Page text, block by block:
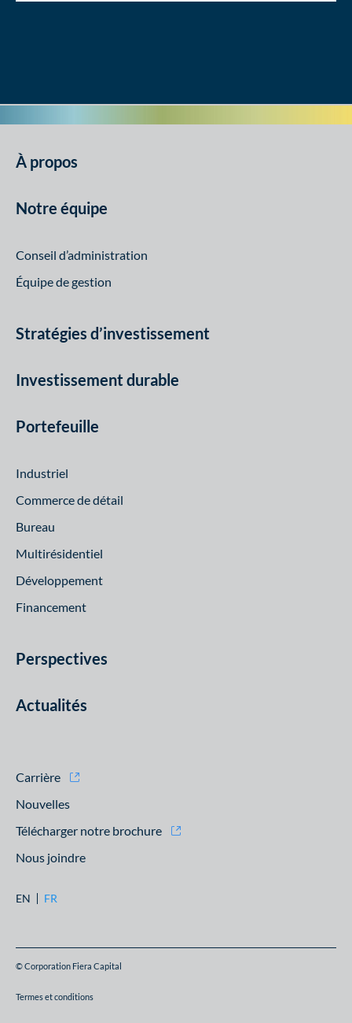
À propos
Notre équipe
Conseil d’administration
Équipe de gestion
Stratégies d’investissement
Investissement durable
Portefeuille
Industriel
Commerce de détail
Bureau
Multirésidentiel
Développement
Financement
Perspectives
Actualités
Carrière
Nouvelles
Télécharger notre brochure
Nous joindre
EN FR
© Corporation Fiera Capital
Termes et conditions